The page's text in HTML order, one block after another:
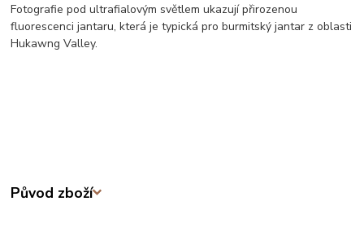
Fotografie pod ultrafialovým světlem ukazují přirozenou
fluorescenci jantaru, která je typická pro burmitský jantar z oblasti
Hukawng Valley.
Původ zboží